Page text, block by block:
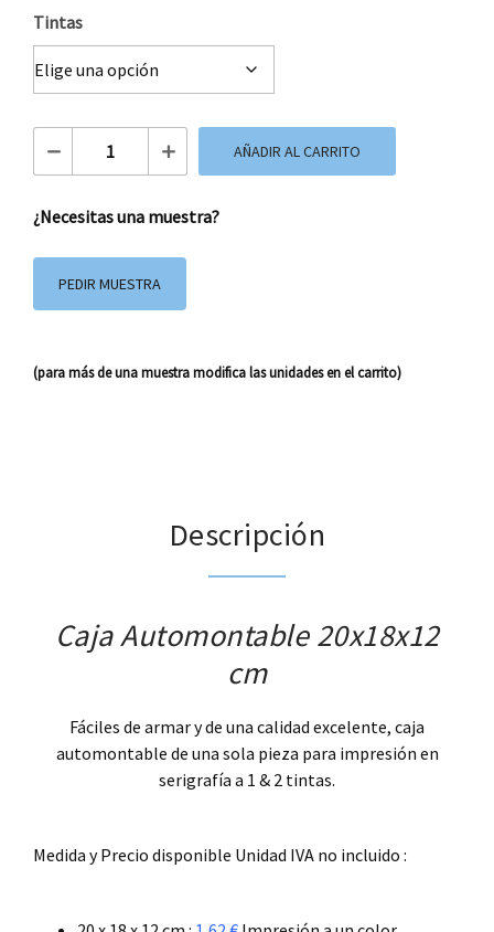
Tintas
Caja Automontable 20x18x12 cm cantidad
AÑADIR AL CARRITO
¿Necesitas una muestra?
PEDIR MUESTRA
(para más de una muestra modifica las unidades en el carrito)
Descripción
Caja Automontable 20x18x12
cm
Fáciles de armar y de una calidad excelente, caja
automontable de una sola pieza para impresión en
serigrafía a 1 & 2 tintas.
Medida y Precio disponible Unidad IVA no incluido :